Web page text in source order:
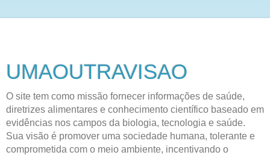
UMAOUTRAVISAO
O site tem como missão fornecer informações de saúde,
diretrizes alimentares e conhecimento científico baseado em
evidências nos campos da biologia, tecnologia e saúde.
Sua visão é promover uma sociedade humana, tolerante e
comprometida com o meio ambiente, incentivando o